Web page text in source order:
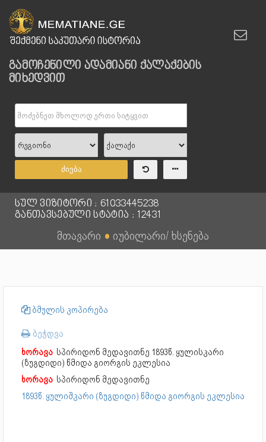
გამოჩენილი ადამიანი ქალაქების
მიხედვით
ძიება
სულ ვიზიტორი : 61033445238
განთავსებული სტატია : 12431
მთავარი ● იუბილარი/ ხსენება
ბმულის კოპირება
ბეჭდვა
ხორავა სპირიდონ მედავითნე 1893წ. ყულისკარი
(ზუგდიდი) წმიდა გიორგის ეკლესია
ხორავა სპირიდონ მედავითნე
1893წ. ყულიშკარი (ზუგდიდი) წმიდა გიორგის ეკლესია